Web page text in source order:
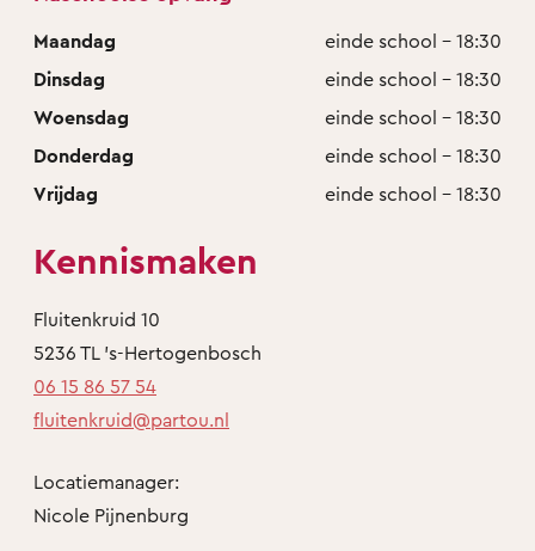
Maandag
einde school - 18:30
Dinsdag
einde school - 18:30
Woensdag
einde school - 18:30
Donderdag
einde school - 18:30
Vrijdag
einde school - 18:30
Kennismaken
Fluitenkruid 10
5236 TL 's-Hertogenbosch
06 15 86 57 54
fluitenkruid@partou.nl
Locatiemanager:
Nicole Pijnenburg